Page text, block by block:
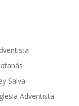
Salva
Adventista